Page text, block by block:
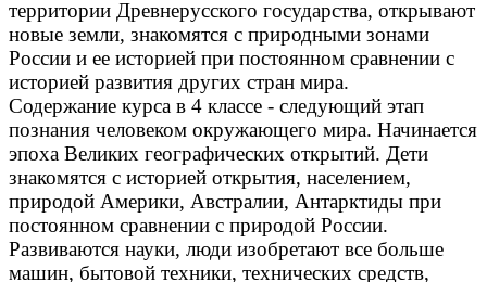
территории Древнерусского государства, открывают
новые земли, знакомятся с природными зонами
России и ее историей при постоянном сравнении с
историей развития других стран мира.
Содержание курса в 4 классе - следующий этап
познания человеком окружающего мира. Начинается
эпоха Великих географических открытий. Дети
знакомятся с историей открытия, населением,
природой Америки, Австралии, Антарктиды при
постоянном сравнении с природой России.
Развиваются науки, люди изобретают все больше
машин, бытовой техники, технических средств,